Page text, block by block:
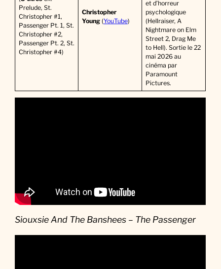
Prelude, St.
Christopher #1,
Passenger Pt. 1, St.
Christopher #2,
Passenger Pt. 2, St.
Christopher #4)
Christopher
Young(YouTube)
et d’horreur
psychologique
(Hellraiser, A
Nightmare on Elm
Street 2, Drag Me
to Hell). Sortie le 22
mai 2026 au
cinéma par
Paramount
Pictures.
Siouxsie And The Banshees – The Passenger